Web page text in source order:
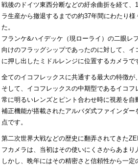
戦後のドイツ東西分断などの紆余曲折を経て、
ラ生産から撤退するまでの約37年間にわたり
た。
フランケ&ハイデッケ（現ローライ）の二眼レ
向けのフラッグシップであったのに対して、
に押し出したミドルレンジに位置するカメラで
全てのイコフレックスに共通する最大の特徴が
そして、イコフレックスの中期型であるイコ
常に明るいレンズとピント合わせ時に視差を自
補正機能が搭載されたアルバダ式ファインダー
点です。
第二次世界大戦などの歴史に翻弄されてきた
フカメラは、当初はその使いにくさからあまり
しかし、晩年にはその精密さと信頼性から一定